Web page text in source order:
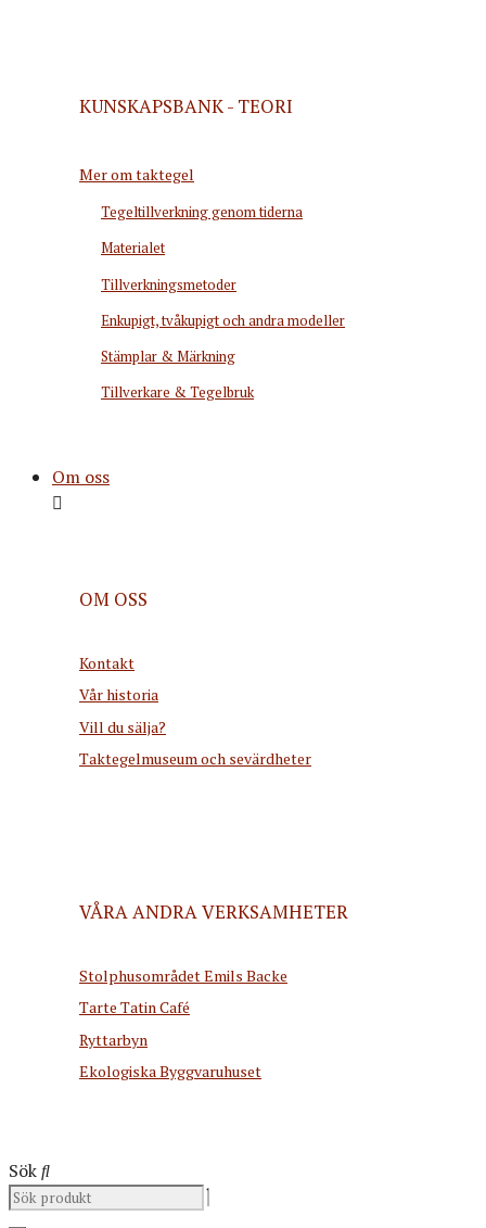
KUNSKAPSBANK - TEORI
Mer om taktegel
Tegeltillverkning genom tiderna
Materialet
Tillverkningsmetoder
Enkupigt, tvåkupigt och andra modeller
Stämplar & Märkning
Tillverkare & Tegelbruk
Om oss
OM OSS
Kontakt
Vår historia
Vill du sälja?
Taktegelmuseum och sevärdheter
VÅRA ANDRA VERKSAMHETER
Stolphusområdet Emils Backe
Tarte Tatin Café
Ryttarbyn
Ekologiska Byggvaruhuset
Sök